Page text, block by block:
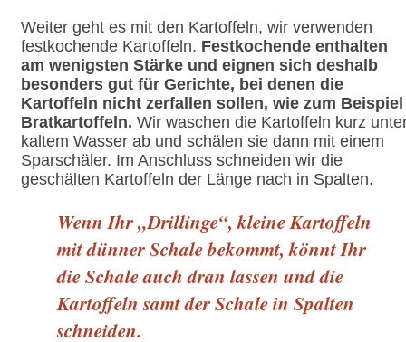
Weiter geht es mit den Kartoffeln, wir verwenden
festkochende Kartoffeln. Festkochende enthalten
am wenigsten Stärke und eignen sich deshalb
besonders gut für Gerichte, bei denen die
Kartoffeln nicht zerfallen sollen, wie zum Beispiel
Bratkartoffeln. Wir waschen die Kartoffeln kurz
kaltem Wasser ab und schälen sie dann mit einem
Sparschäler. Im Anschluss schneiden wir die
geschälten Kartoffeln der Länge nach in Spalten.
Wenn Ihr „Drillinge“, kleine Kartoffeln
mit dünner Schale bekommt, könnt Ihr
die Schale auch dran lassen und die
Kartoffeln samt der Schale in Spalten
schneiden.